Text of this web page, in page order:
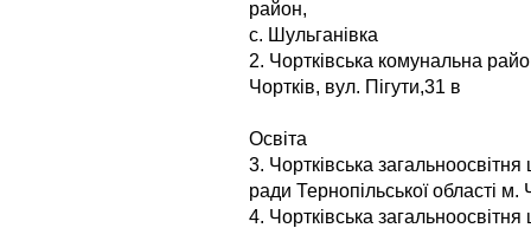
район,
с. Шульганівка
2. Чортківська комунальна
Чортків, вул. Пігути,31 в
Освіта
3. Чортківська загальноосвітня
ради Тернопільської області
4. Чортківська загальноосвітня